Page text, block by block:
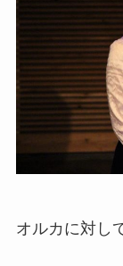
オルカに対し